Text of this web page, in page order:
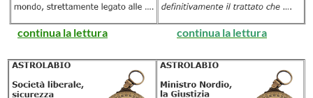
continua la lettura continua la lettura